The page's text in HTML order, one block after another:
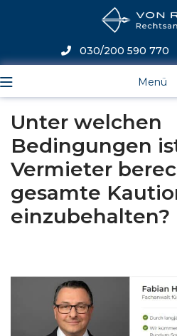
Menü
030/200 590 770
Unter welchen
Bedingungen
Vermieter
gesamte
einzubehalten?